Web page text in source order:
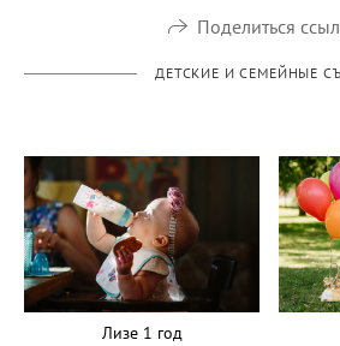
Поделиться
ДЕТСКИЕ И СЕМЕЙНЫЕ
Лизе 1 год